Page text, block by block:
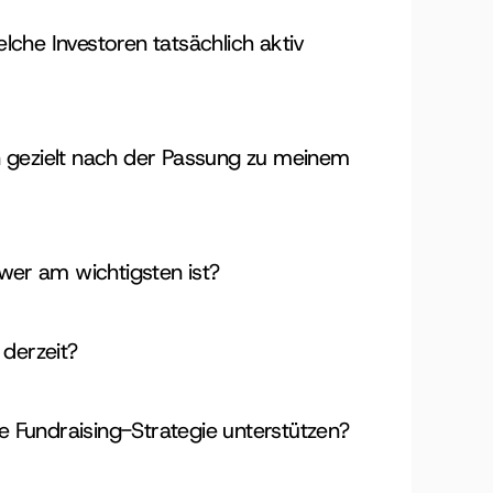
Investoren tatsächlich aktiv
nach der Passung zu meinem
am wichtigsten ist?
Fundraising-Strategie unterstützen?